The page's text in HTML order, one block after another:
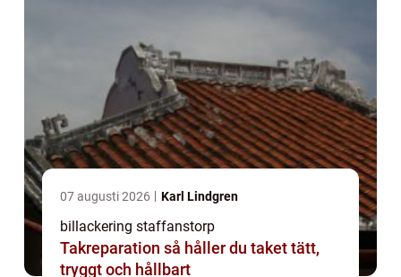
07 augusti 2026 Karl Lindgren
billackering staffanstorp
Takreparation så håller du taket tätt,
tryggt och hållbart